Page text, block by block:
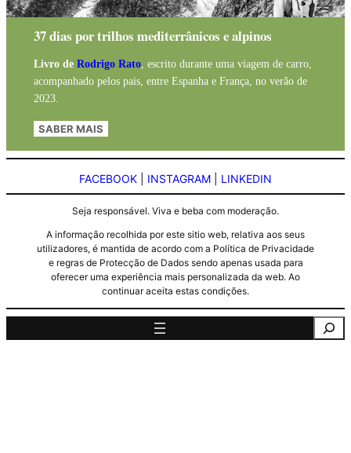
37 dias por trilhos mediterrânicos e alpinos
Livro de Rodrigo Rato, escrito durante uma viagem de carro,
acompanhado pelos pais, entre Espanha e França, no verão de
2023.
SABER MAIS
FACEBOOK INSTAGRAM LINKEDIN
Seja responsável. Viva e beba com moderação.
A informação recolhida por este sitio web, relativa aos seus
utilizadores, é mantida de acordo com a Política de Privacidade
e regras de Protecção de Dados sendo apenas usada para
oferecer uma experiência mais personalizada da web. Ao
continuar aceita estas condições.